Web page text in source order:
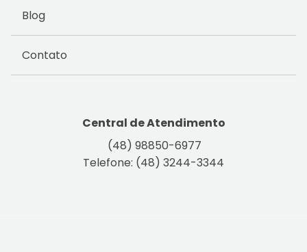
Blog
Contato
Central de Atendimento
(48) 98850-6977
Telefone: (48) 3244-3344